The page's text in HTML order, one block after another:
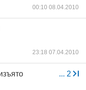
00:10 08.04.2010
23:18 07.04.2010
... 2